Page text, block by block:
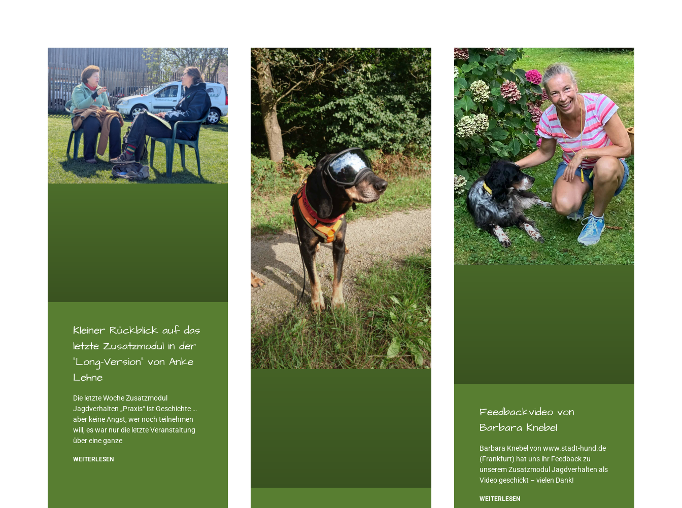
Kleiner Rückblick auf das
letzte Zusatzmodul in der
“Long-Version” von Anke
Lehne
Die letzte Woche Zusatzmodul
Jagdverhalten „Praxis“ ist Geschichte …
aber keine Angst, wer noch teilnehmen
will, es war nur die letzte Veranstaltung
über eine ganze
WEITERLESEN
Feedbackvideo von
Barbara Knebel
Barbara Knebel von www.stadt-hund.de
(Frankfurt) hat uns ihr Feedback zu
unserem Zusatzmodul Jagdverhalten als
Video geschickt – vielen Dank!
WEITERLESEN